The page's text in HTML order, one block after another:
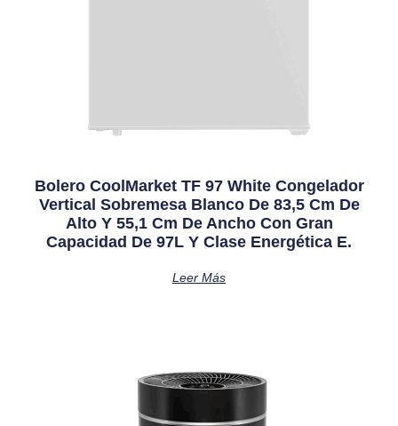
Bolero CoolMarket TF 97 White Congelador
Vertical Sobremesa Blanco De 83,5 Cm De
Alto Y 55,1 Cm De Ancho Con Gran
Capacidad De 97L Y Clase Energética E.
Leer Más